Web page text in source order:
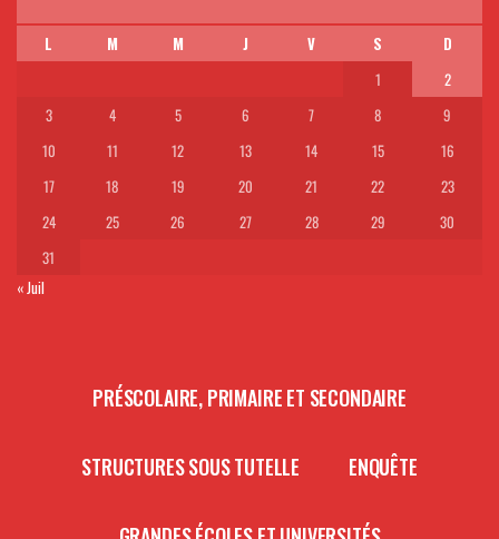
L M M J V S
D
1
2
3
4 5 6 7 8
9
10
11 12 13 14 15
16
17
18 19 20 21 22
23
24
25 26 27 28 29
30
31
« Juil
PRÉSCOLAIRE, PRIMAIRE ET SECONDAIRE
STRUCTURES SOUS TUTELLE ENQUÊTE